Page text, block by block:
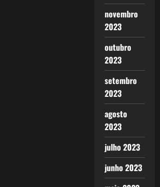
novembro
2023
outubro
2023
setembro
2023
agosto
2023
julho 2023
junho 2023